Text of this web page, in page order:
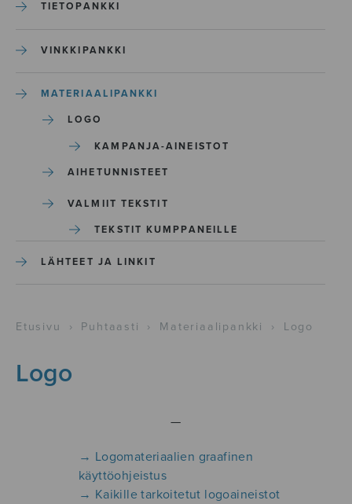
TIETOPANKKI
VINKKIPANKKI
MATERIAALIPANKKI
LOGO
KAMPANJA-AINEISTOT
AIHETUNNISTEET
VALMIIT TEKSTIT
TEKSTIT KUMPPANEILLE
LÄHTEET JA LINKIT
Etusivu › Puhtaasti › Materiaalipankki › Logo
Logo
—
→ Logomateriaalien graafinen
käyttöohjeistus
→ Kaikille tarkoitetut logoaineistot